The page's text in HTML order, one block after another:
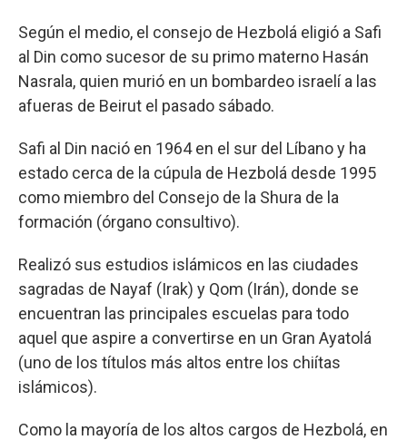
Según el medio, el consejo de Hezbolá eligió a Safi
al Din como sucesor de su primo materno Hasán
Nasrala, quien murió en un bombardeo israelí a las
afueras de Beirut el pasado sábado.
Safi al Din nació en 1964 en el sur del Líbano y ha
estado cerca de la cúpula de Hezbolá desde 1995
como miembro del Consejo de la Shura de la
formación (órgano consultivo).
Realizó sus estudios islámicos en las ciudades
sagradas de Nayaf (Irak) y Qom (Irán), donde se
encuentran las principales escuelas para todo
aquel que aspire a convertirse en un Gran Ayatolá
(uno de los títulos más altos entre los chiítas
islámicos).
Como la mayoría de los altos cargos de Hezbolá, en